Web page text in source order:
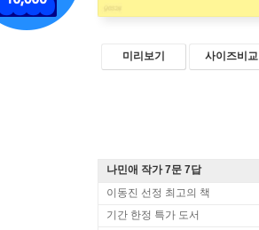
미리보기 사이즈비교
나민애 작가 7문 7답
이동진 선정 최고의 책
기간 한정 특가 도서